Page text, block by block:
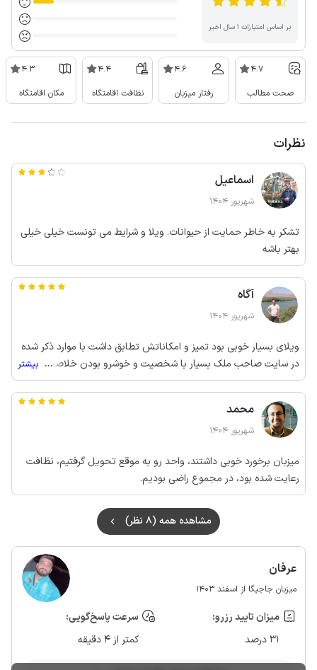
بر اساس امتیازات ۱ سال اخیر
4.7
صحت مطالب
4.6
رفتار میزبان
4.4
نظافت اقامتگاه
4.3
مکان اقامتگاه
نظرات
اسماعیل
شهریور 1404
تشکر به خاطر حمایت از حیوانات. ویلا و شرایط می تونست خیلی خیلی
بهتر باشه
آگاه
شهریور 1404
ویلای بسیار خوبی بود تمیز و امکاناتش تطابق داشت با موارد ذکر شده
در سایت صاحب ملک بسیار با شخصیت و خوشرو بودن خلاصه همه
چی خوب بود
... بیشتر
محمد
شهریور 1404
میزبان برخورد خوبی داشتند، واحد رو به موقع تحویل گرفتیم، نظافت
رعایت شده بود، در مجموع راضی بودیم.
مشاهده همه (8 نظر)
عرفان
میزبان جاجیگا از اسفند 1403
میزان تایید رزرو:
31 درصد
سرعت پاسخ‌گویی:
کمتر از 4 دقیقه